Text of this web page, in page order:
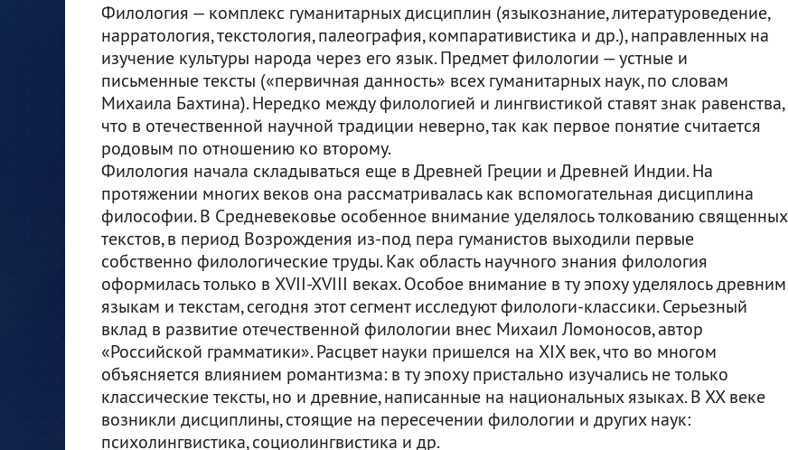
Филология — комплекс гуманитарных дисциплин (языкознание, литературоведение,
нарратология, текстология, палеография, компаративистика и др.), направленных на
изучение культуры народа через его язык. Предмет филологии — устные и
письменные тексты («первичная данность» всех гуманитарных наук, по словам
Михаила Бахтина). Нередко между филологией и лингвистикой ставят знак равенства,
что в отечественной научной традиции неверно, так как первое понятие считается
родовым по отношению ко второму.
Филология начала складываться еще в Древней Греции и Древней Индии. На
протяжении многих веков она рассматривалась как вспомогательная дисциплина
философии. В Средневековье особенное внимание уделялось толкованию священных
текстов, в период Возрождения из-под пера гуманистов выходили первые
собственно филологические труды. Как область научного знания филология
оформилась только в XVII-XVIII веках. Особое внимание в ту эпоху уделялось древним
языкам и текстам, сегодня этот сегмент исследуют филологи-классики. Серьезный
вклад в развитие отечественной филологии внес Михаил Ломоносов, автор
«Российской грамматики». Расцвет науки пришелся на XIX век, что во многом
объясняется влиянием романтизма: в ту эпоху пристально изучались не только
классические тексты, но и древние, написанные на национальных языках. В ХХ веке
возникли дисциплины, стоящие на пересечении филологии и других наук:
психолингвистика, социолингвистика и др.